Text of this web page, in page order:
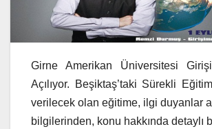
Girne Amerikan Üniversitesi
Açılıyor. Beşiktaş’taki Sürekli
verilecek olan eğitime, ilgi duyanlar
bilgilerinden, konu hakkında detaylı